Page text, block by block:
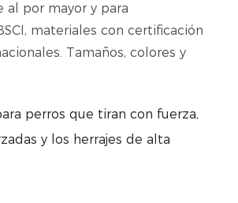
al por mayor y para
materiales con certificación
Tamaños, colores y
perros que tiran con fuerza,
y los herrajes de alta